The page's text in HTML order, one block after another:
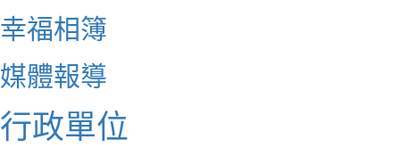
幸福相簿
媒體報導
行政單位